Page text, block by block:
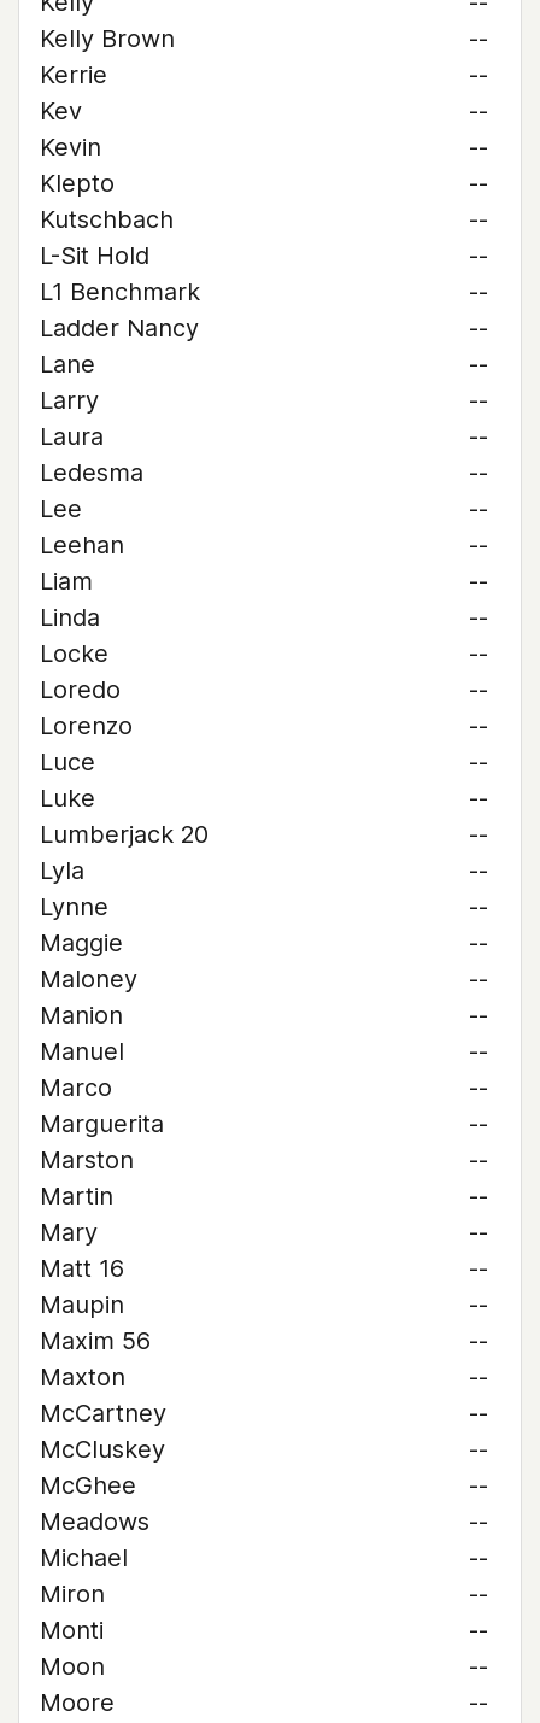
Kelly Brown
--
Kerrie
--
Kev
--
Kevin
--
Klepto
--
Kutschbach
--
L-Sit Hold
--
L1 Benchmark
--
Ladder Nancy
--
Lane
--
Larry
--
Laura
--
Ledesma
--
Lee
--
Leehan
--
Liam
--
Linda
--
Locke
--
Loredo
--
Lorenzo
--
Luce
--
Luke
--
Lumberjack 20
--
Lyla
--
Lynne
--
Maggie
--
Maloney
--
Manion
--
Manuel
--
Marco
--
Marguerita
--
Marston
--
Martin
--
Mary
--
Matt 16
--
Maupin
--
Maxim 56
--
Maxton
--
McCartney
--
McCluskey
--
McGhee
--
Meadows
--
Michael
--
Miron
--
Monti
--
Moon
--
Moore
--